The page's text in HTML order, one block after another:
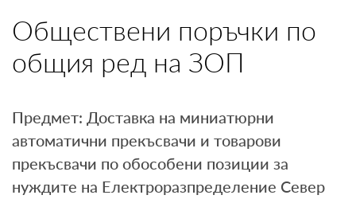
MYENERGO-PRO
Обществени поръчки по
общия ред на ЗОП
Предмет: Доставка на миниатюрни
автоматични прекъсвачи и товарови
прекъсвачи по обособени позиции за
нуждите на Електроразпределение Север